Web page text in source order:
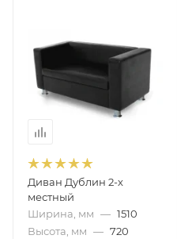
Диван Дублин 2-х
местный
Ширина, мм — 1510
Высота, мм — 720